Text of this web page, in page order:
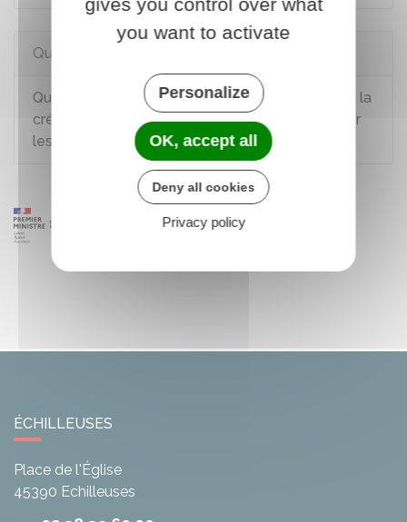
Questions ? Réponses !
Quels sont les dispositifs d'accompagnement à la
création et à la reprise d'entreprise proposés par
les régions (ex Nacre) ?
ÉCHILLEUSES
Place de l'Église
45390 Echilleuses
you want to activate
Personalize
OK, accept all
Deny all cookies
Privacy policy